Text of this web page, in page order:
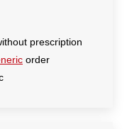
prescription
order